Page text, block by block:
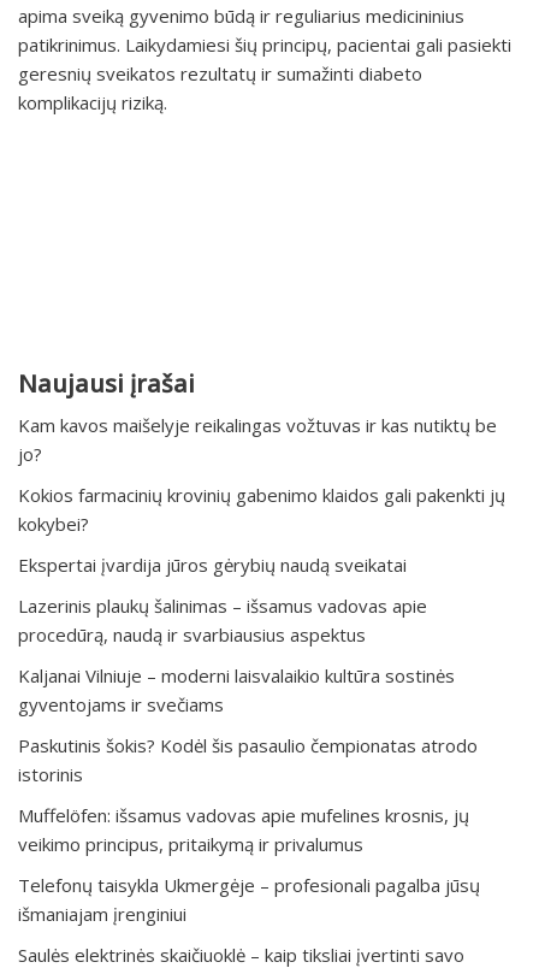
apima sveiką gyvenimo būdą ir reguliarius medicininius
patikrinimus. Laikydamiesi šių principų, pacientai gali pasiekti
geresnių sveikatos rezultatų ir sumažinti diabeto
komplikacijų riziką.
Naujausi įrašai
Kam kavos maišelyje reikalingas vožtuvas ir kas nutiktų be
jo?
Kokios farmacinių krovinių gabenimo klaidos gali pakenkti jų
kokybei?
Ekspertai įvardija jūros gėrybių naudą sveikatai
Lazerinis plaukų šalinimas – išsamus vadovas apie
procedūrą, naudą ir svarbiausius aspektus
Kaljanai Vilniuje – moderni laisvalaikio kultūra sostinės
gyventojams ir svečiams
Paskutinis šokis? Kodėl šis pasaulio čempionatas atrodo
istorinis
Muffelöfen: išsamus vadovas apie mufelines krosnis, jų
veikimo principus, pritaikymą ir privalumus
Telefonų taisykla Ukmergėje – profesionali pagalba jūsų
išmaniajam įrenginiui
Saulės elektrinės skaičiuoklė – kaip tiksliai įvertinti savo